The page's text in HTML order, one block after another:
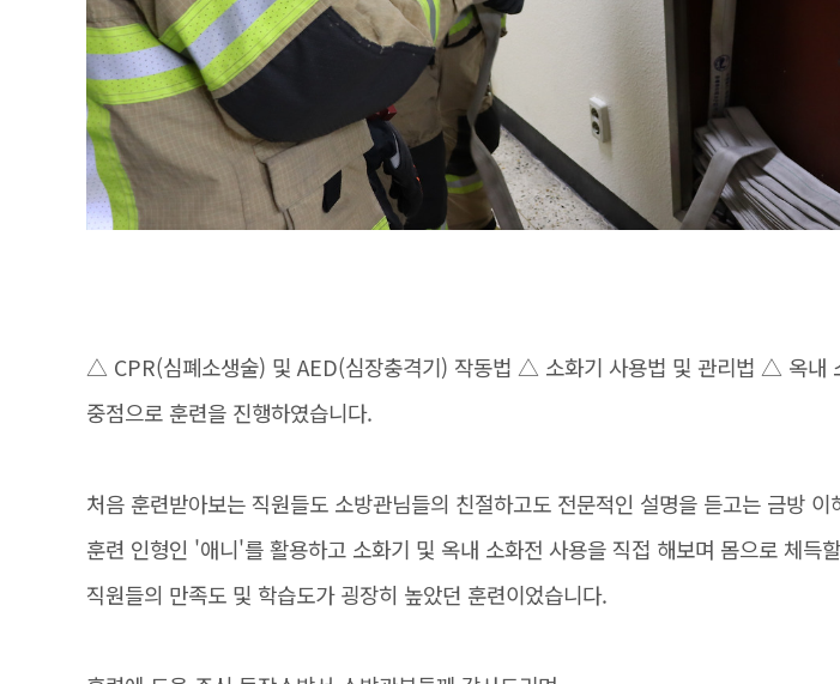
△ CPR(심폐소생술) 및 AED(심장충격기) 작동법 △ 소화기 사용법 및 관리법 △ 옥내
중점으로 훈련을 진행하였습니다.
처음 훈련받아보는 직원들도 소방관님들의 친절하고도 전문적인 설명을 듣고는 금방 이
훈련 인형인 '애니'를 활용하고 소화기 및 옥내 소화전 사용을 직접 해보며 몸으로 체득
직원들의 만족도 및 학습도가 굉장히 높았던 훈련이었습니다.